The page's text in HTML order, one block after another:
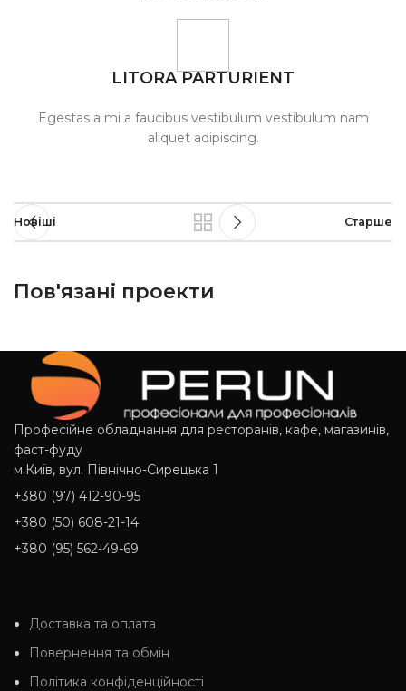
LITORA PARTURIENT
Egestas a mi a faucibus vestibulum vestibulum nam
aliquet adipiscing.
Новіші Старше
Пов'язані проекти
Suspendisse quam at vestibulum
Професійне обладнання для ресторанів, кафе, магазинів,
фаст-фуду
м.Київ, вул. Північно-Сирецька 1
+380 (97) 412-90-95
+380 (50) 608-21-14
+380 (95) 562-49-69
Доставка та оплата
Повернення та обмін
Політика конфіденційності